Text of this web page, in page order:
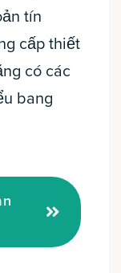
tín
cấp thiết
có các
bang
tin